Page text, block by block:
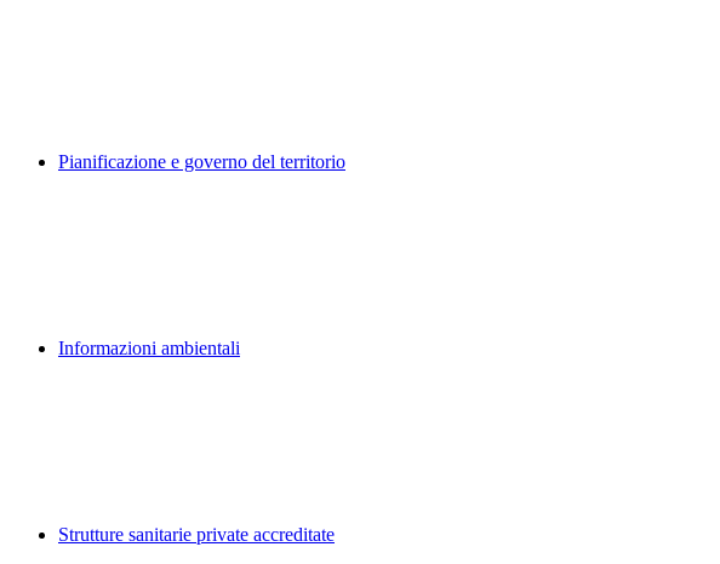
Pianificazione e governo del territorio
Informazioni ambientali
Strutture sanitarie private accreditate